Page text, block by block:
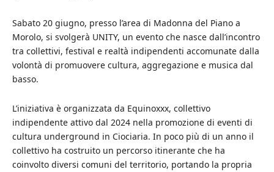
Sabato 20 giugno, presso l’area di Madonna del Piano a
Morolo, si svolgerà UNITY, un evento che nasce dall’incontro
tra collettivi, festival e realtà indipendenti accomunate dalla
volontà di promuovere cultura, aggregazione e musica dal
basso.
L’iniziativa è organizzata da Equinoxxx, collettivo
indipendente attivo dal 2024 nella promozione di eventi di
cultura underground in Ciociaria. In poco più di un anno il
collettivo ha costruito un percorso itinerante che ha
coinvolto diversi comuni del territorio, portando la propria